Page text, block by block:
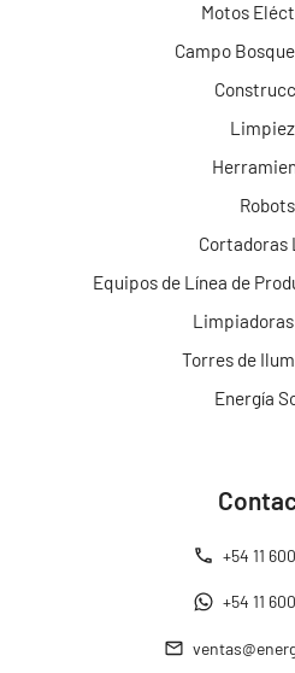
Motos
Campo
Robots
Cortadoras
Equipos de Línea de
Torres de
Energía
+54 11
+54 11